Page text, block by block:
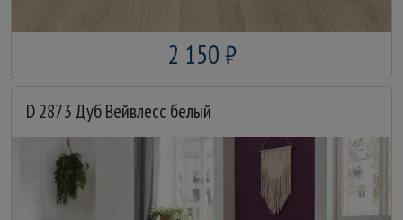
2 150 ₽
D 2873 Дуб Вейвлесс белый